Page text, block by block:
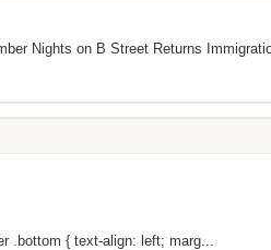
Nights on B Street Returns
.bottom { text-align: left; marg...